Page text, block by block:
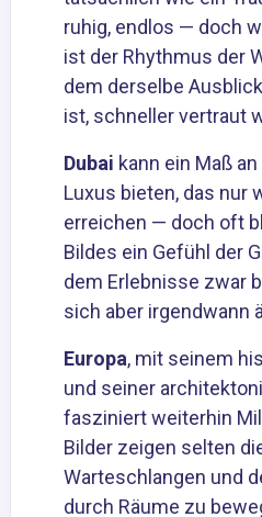
ruhig, endlos — doch
ist der Rhythmus der
dem derselbe
ist, schneller vertraut
Dubai kann ein Maß
Luxus bieten, das nur
erreichen — doch oft
Bildes ein Gefühl der
dem Erlebnisse zwar
sich aber irgendwann
Europa, mit seinem
und seiner
fasziniert weiterhin
Bilder zeigen selten
Warteschlangen und
durch Räume zu